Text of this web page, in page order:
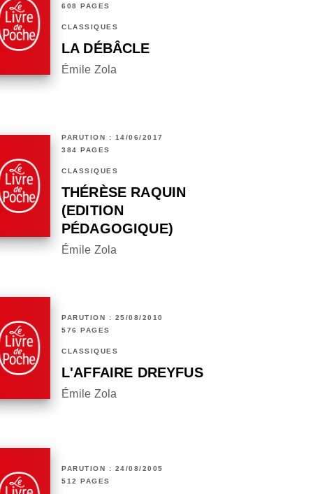
608 PAGES
CLASSIQUES
LA DÉBÂCLE
Émile Zola
PARUTION : 14/06/2017
384 PAGES
CLASSIQUES
THÉRÈSE RAQUIN
(EDITION
PÉDAGOGIQUE)
Émile Zola
PARUTION : 25/08/2010
576 PAGES
CLASSIQUES
L'AFFAIRE DREYFUS
Émile Zola
PARUTION : 24/08/2005
512 PAGES